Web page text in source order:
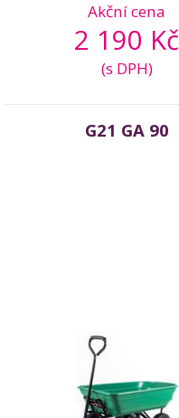
Akční cena
2 190 Kč
(s DPH)
G21 GA 90